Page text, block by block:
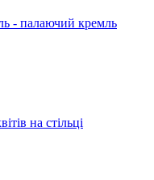
- палаючий кремль